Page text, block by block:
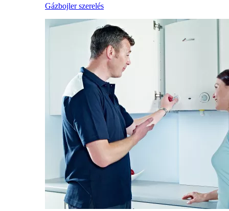
Gázbojler szerelés